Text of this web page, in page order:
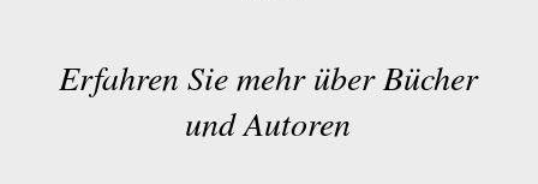
Erfahren Sie mehr über Bücher
und Autoren